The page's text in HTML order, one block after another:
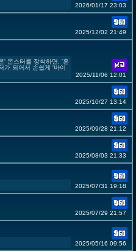
2026/01/17 23:03
2025/12/02 21:49
' 몬스터를 장착하면, '혼
가 되어서 손쉽게 '바이
2025/11/06 12:01
2025/10/27 13:14
2025/09/28 21:12
2025/08/03 21:33
2025/07/31 19:18
2025/07/29 21:57
2025/05/16 09:56